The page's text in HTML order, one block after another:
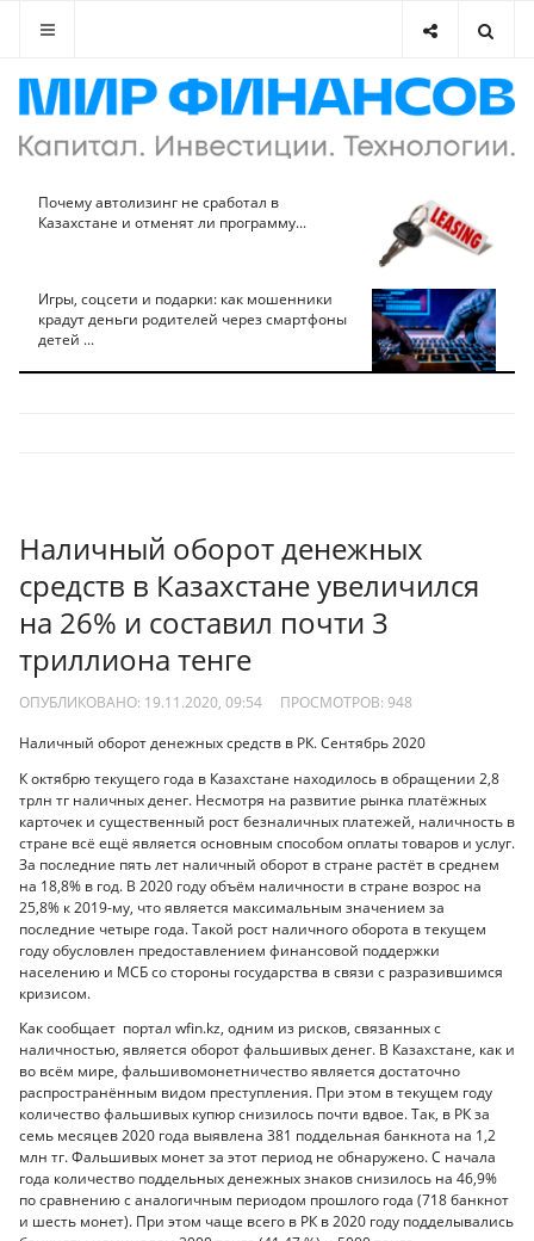
Почему автолизинг не сработал в
Казахстане и отменят ли программу...
Игры, соцсети и подарки: как мошенники
крадут деньги родителей через смартфоны
детей ...
Наличный оборот денежных
средств в Казахстане увеличился
на 26% и составил почти 3
триллиона тенге
ОПУБЛИКОВАНО: 19.11.2020, 09:54 ПРОСМОТРОВ: 948
Наличный оборот денежных средств в РК. Сентябрь 2020
К октябрю текущего года в Казахстане находилось в обращении 2,8
трлн тг наличных денег. Несмотря на развитие рынка платёжных
карточек и существенный рост безналичных платежей, наличность в
стране всё ещё является основным способом оплаты товаров и услуг.
За последние пять лет наличный оборот в стране растёт в среднем
на 18,8% в год. В 2020 году объём наличности в стране возрос на
25,8% к 2019-му, что является максимальным значением за
последние четыре года. Такой рост наличного оборота в текущем
году обусловлен предоставлением финансовой поддержки
населению и МСБ со стороны государства в связи с разразившимся
кризисом.
Как сообщает портал wfin.kz, одним из рисков, связанных с
наличностью, является оборот фальшивых денег. В Казахстане, как и
во всём мире, фальшивомонетничество является достаточно
распространённым видом преступления. При этом в текущем году
количество фальшивых купюр снизилось почти вдвое. Так, в РК за
семь месяцев 2020 года выявлена 381 поддельная банкнота на 1,2
млн тг. Фальшивых монет за этот период не обнаружено. С начала
года количество поддельных денежных знаков снизилось на 46,9%
по сравнению с аналогичным периодом прошлого года (718 банкнот
и шесть монет). При этом чаще всего в РК в 2020 году подделывались